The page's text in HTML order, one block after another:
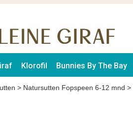
Klorofil Bunnies By The Bay
> Natursutten Fopspeen 6-12 mnd >